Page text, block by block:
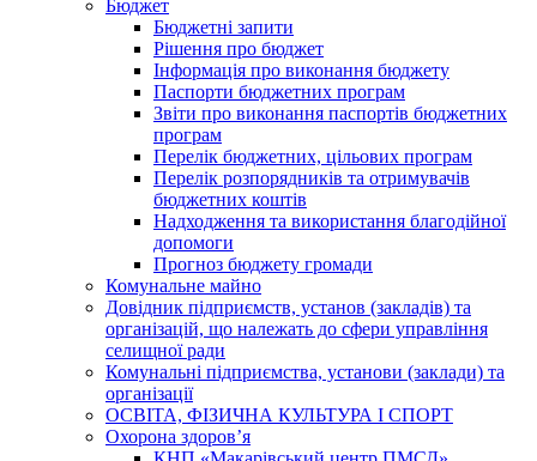
Бюджет
Бюджетні запити
Рішення про бюджет
Інформація про виконання бюджету
Паспорти бюджетних програм
Звіти про виконання паспортів бюджетних
програм
Перелік бюджетних, цільових програм
Перелік розпорядників та отримувачів
бюджетних коштів
Надходження та використання благодійної
допомоги
Прогноз бюджету громади
Комунальне майно
Довідник підприємств, установ (закладів) та
організацій, що належать до сфери управління
селищної ради
Комунальні підприємства, установи (заклади) та
організації
ОСВІТА, ФІЗИЧНА КУЛЬТУРА І СПОРТ
Охорона здоров’я